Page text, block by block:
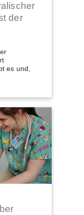
der
es und,